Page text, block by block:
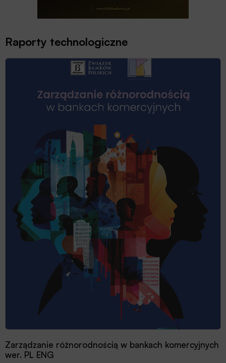
Raporty technologiczne
Zarządzanie różnorodnością w bankach komercyjnych
wer. PL ENG